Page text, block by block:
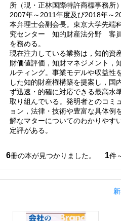
所（現・正林国際特許商標事務所
2007年～2011年度及び2018年～
本弁理士会副会長。東京大学先端
究センター 知的財産法分野 客
を務める。
現在注力している業務は，知的資
財価値評価，知財マネジメント，
ルティング。事業モデルや収益性
した知的財産権構築を提案し，国
ず迅速・的確に対応できる最高水
取り組んでいる。発明者とのコミ
ョン，法律・技術や豊富な具体例
解なマターについてのわかりやす
定評がある。
6冊の本が見つかりました。 1件